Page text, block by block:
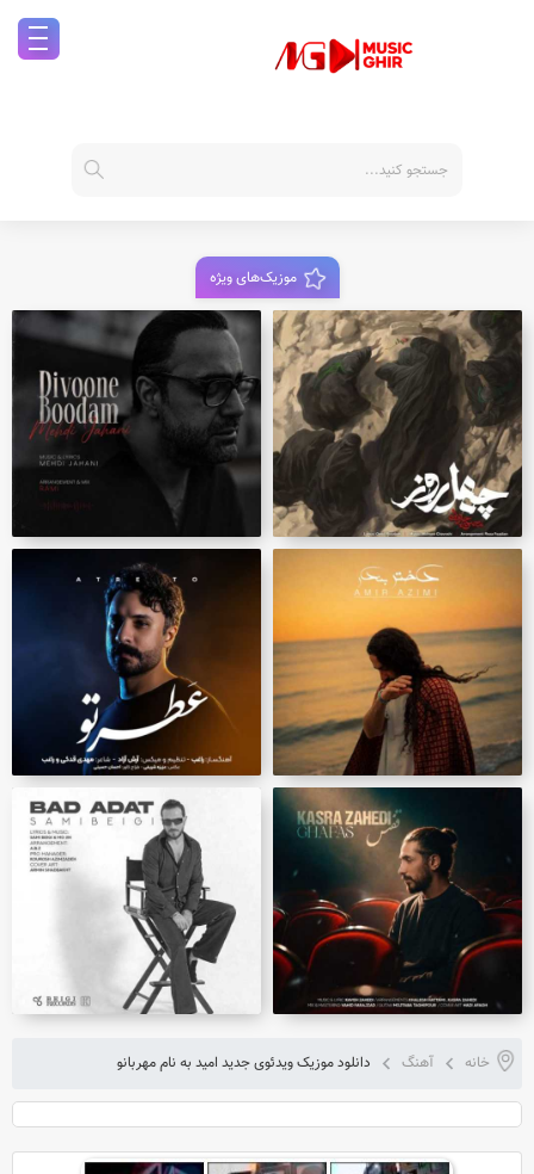
موزیک‌های ویژه
خانه آهنگ دانلود موزیک ویدئوی جدید امید به نام مهربانو